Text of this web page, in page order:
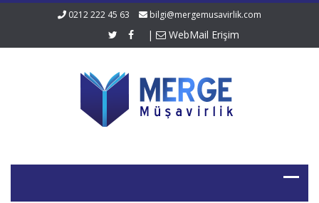
0212 222 45 63 bilgi@mergemusavirlik.com
| WebMail Erişim